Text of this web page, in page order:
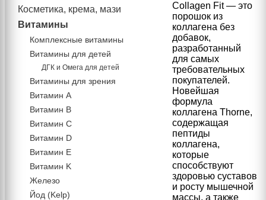
Collagen Fit — это
порошок из
коллагена без
добавок,
разработанный
для самых
требовательных
покупателей.
Новейшая
формула
коллагена Thorne,
содержащая
пептиды
коллагена,
которые
способствуют
здоровью суставов
и росту мышечной
массы, а также
Косметика, крема, мази
Витамины
Комплексные витамины
Витамины для детей
ДГК и Омега для детей
Витамины для зрения
Витамин А
Витамин В
Витамин C
Витамин D
Витамин Е
Витамин K
Железо
Йод (Kelp)